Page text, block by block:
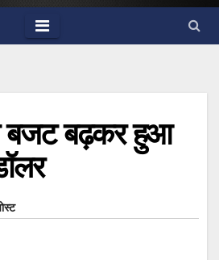
बजट बढ़कर हुआ